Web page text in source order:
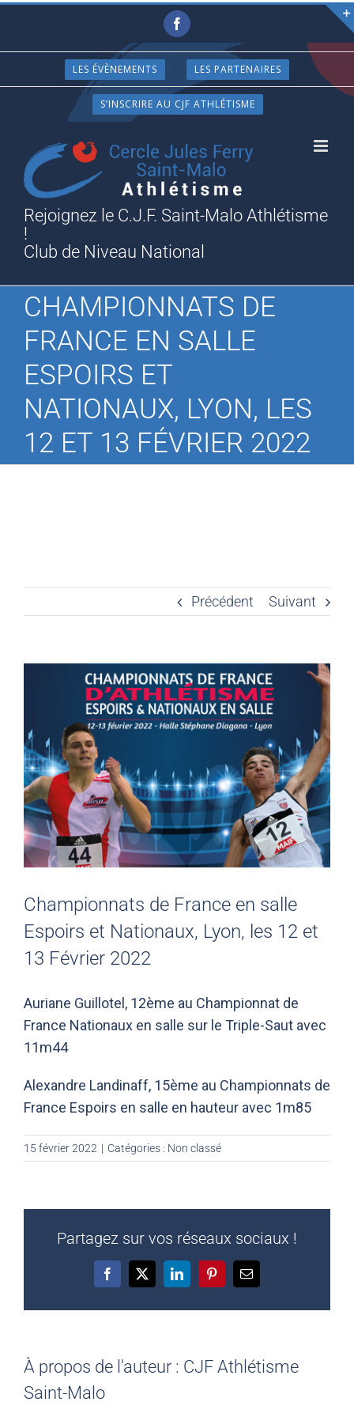
Passer
contenu
Facebook
LES ÉVÈNEMENTS LES PARTENAIRES
S’INSCRIRE AU CJF ATHLÉTISME
Rejoignez le C.J.F. Saint-Malo Athlétisme
!
Club de Niveau National
CHAMPIONNATS DE
FRANCE EN SALLE
ESPOIRS ET
NATIONAUX, LYON, LES
12 ET 13 FÉVRIER 2022
Précédent Suivant
Championnats de France en salle
Espoirs et Nationaux, Lyon, les 12 et
13 Février 2022
Auriane Guillotel, 12ème au Championnat de
France Nationaux en salle sur le Triple-Saut avec
11m44
Alexandre Landinaff, 15ème au Championnats de
France Espoirs en salle en hauteur avec 1m85
15 février 2022 | Catégories : Non classé
Partagez sur vos réseaux sociaux !
Facebook
X LinkedInPinterestEmail
À propos de l'auteur : CJF Athlétisme
Saint-Malo